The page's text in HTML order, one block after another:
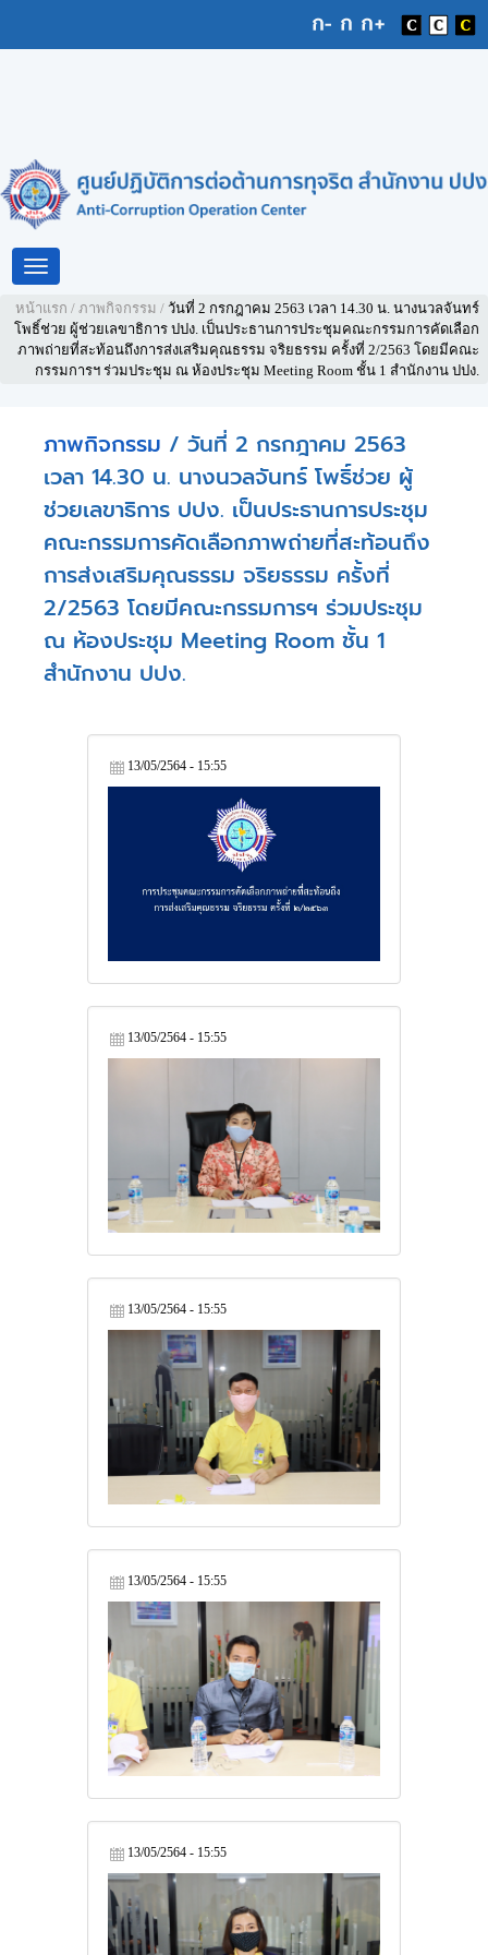
Toggle
หน้าแรก / ภาพกิจกรรม / วันที่ 2 กรกฎาคม 2563 เวลา 14.30 น. นางนวลจันทร์
โพธิ์ช่วย ผู้ช่วยเลขาธิการ ปปง. เป็นประธานการประชุมคณะกรรมการคัดเลือก
ภาพถ่ายที่สะท้อนถึงการส่งเสริมคุณธรรม จริยธรรม ครั้งที่ 2/2563 โดยมีคณะ
กรรมการฯ ร่วมประชุม ณ ห้องประชุม Meeting Room ชั้น 1 สำนักงาน ปปง.
ภาพกิจกรรม / วันที่ 2 กรกฎาคม 2563
เวลา 14.30 น. นางนวลจันทร์ โพธิ์ช่วย ผู้
ช่วยเลขาธิการ ปปง. เป็นประธานการประชุม
คณะกรรมการคัดเลือกภาพถ่ายที่สะท้อนถึง
การส่งเสริมคุณธรรม จริยธรรม ครั้งที่
2/2563 โดยมีคณะกรรมการฯ ร่วมประชุม
ณ ห้องประชุม Meeting Room ชั้น 1
สำนักงาน ปปง.
13/05/2564 - 15:55
13/05/2564 - 15:55
13/05/2564 - 15:55
13/05/2564 - 15:55
13/05/2564 - 15:55